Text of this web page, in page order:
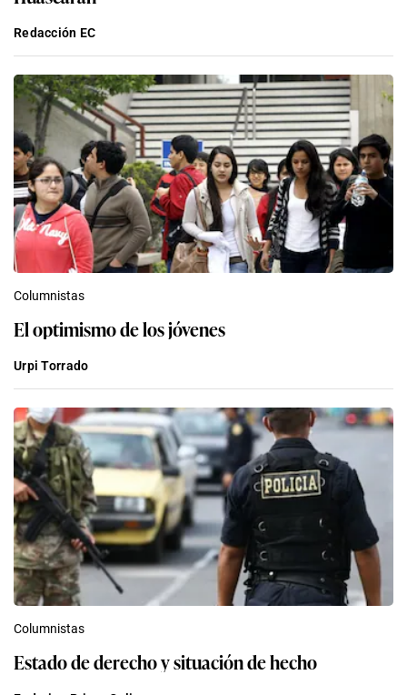
Redacción EC
Columnistas
El optimismo de los jóvenes
Urpi Torrado
Columnistas
Estado de derecho y situación de hecho